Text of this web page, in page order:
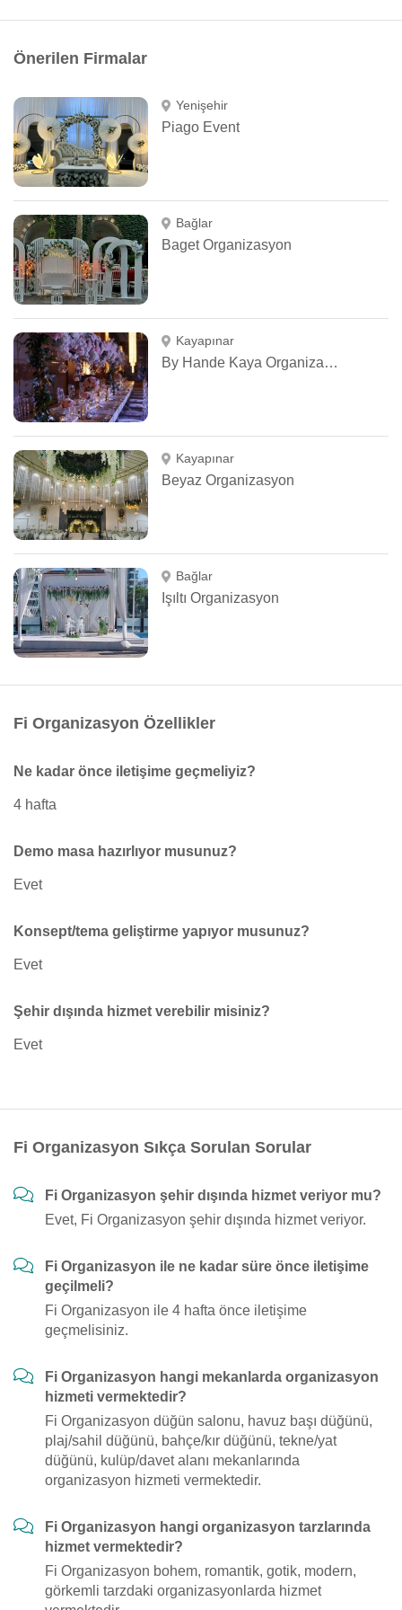
Önerilen Firmalar
Yenişehir
Piago Event
Bağlar
Baget Organizasyon
Kayapınar
By Hande Kaya Organizasyon
Kayapınar
Beyaz Organizasyon
Bağlar
Işıltı Organizasyon
Fi Organizasyon Özellikler
Ne kadar önce iletişime geçmeliyiz?
4 hafta
Demo masa hazırlıyor musunuz?
Evet
Konsept/tema geliştirme yapıyor musunuz?
Evet
Şehir dışında hizmet verebilir misiniz?
Evet
Fi Organizasyon Sıkça Sorulan Sorular
Fi Organizasyon şehir dışında hizmet veriyor mu?
Evet, Fi Organizasyon şehir dışında hizmet veriyor.
Fi Organizasyon ile ne kadar süre önce iletişime
geçilmeli?
Fi Organizasyon ile 4 hafta önce iletişime
geçmelisiniz.
Fi Organizasyon hangi mekanlarda organizasyon
hizmeti vermektedir?
Fi Organizasyon düğün salonu, havuz başı düğünü,
plaj/sahil düğünü, bahçe/kır düğünü, tekne/yat
düğünü, kulüp/davet alanı mekanlarında
organizasyon hizmeti vermektedir.
Fi Organizasyon hangi organizasyon tarzlarında
hizmet vermektedir?
Fi Organizasyon bohem, romantik, gotik, modern,
görkemli tarzdaki organizasyonlarda hizmet